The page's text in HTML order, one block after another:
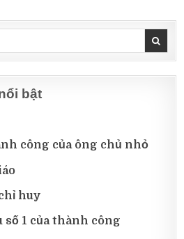
bật
công của ông chủ nhỏ
huy
số 1 của thành công